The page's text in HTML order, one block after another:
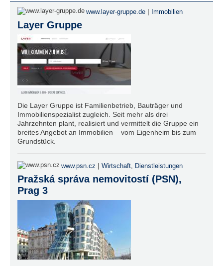
www.layer-gruppe.de | Immobilien
Layer Gruppe
Die Layer Gruppe ist Familienbetrieb, Bauträger und
Immobilienspezialist zugleich. Seit mehr als drei
Jahrzehnten plant, realisiert und vermittelt die Gruppe ein
breites Angebot an Immobilien – vom Eigenheim bis zum
Grundstück.
www.psn.cz | Wirtschaft Dienstleistungen
Pražská správa nemovitostí (PSN),
Prag 3